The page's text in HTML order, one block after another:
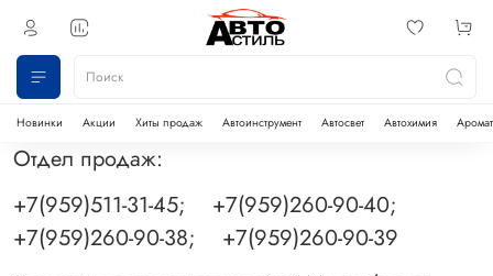
Новинки Акции Хиты продаж Автоинструмент Автосвет Автохимия
Отдел продаж:
+7(959)511-31-45; +7(959)260-90-40;
+7(959)260-90-38; +7(959)260-90-39